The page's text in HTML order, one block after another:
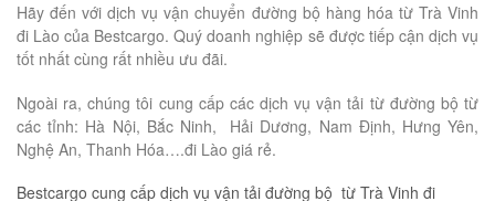
Hãy đến với dịch vụ vận chuyển đường bộ hàng hóa từ Trà Vinh
đi Lào của Bestcargo. Quý doanh nghiệp sẽ được tiếp cận dịch vụ
tốt nhất cùng rất nhiều ưu đãi.
Ngoài ra, chúng tôi cung cấp các dịch vụ vận tải từ đường bộ từ
các tỉnh: Hà Nội, Bắc Ninh, Hải Dương, Nam Định, Hưng Yên,
Nghệ An, Thanh Hóa….đi Lào giá rẻ.
Bestcargo cung cấp dịch vụ vận tải đường bộ từ Trà Vinh đi